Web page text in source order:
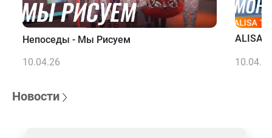
Непоседы - Мы Рисуем
10.04.26
ALISA
10.04.26
Новости